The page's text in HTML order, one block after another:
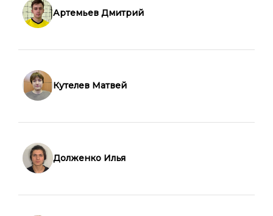
Артемьев Дмитрий
Кутелев Матвей
Долженко Илья